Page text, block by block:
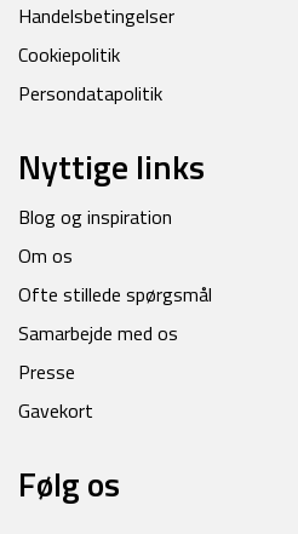
Handelsbetingelser
Cookiepolitik
Persondatapolitik
Nyttige links
Blog og inspiration
Om os
Ofte stillede spørgsmål
Samarbejde med os
Presse
Gavekort
Følg os